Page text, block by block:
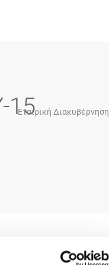
Εταιρική Διακυβέρνηση
15